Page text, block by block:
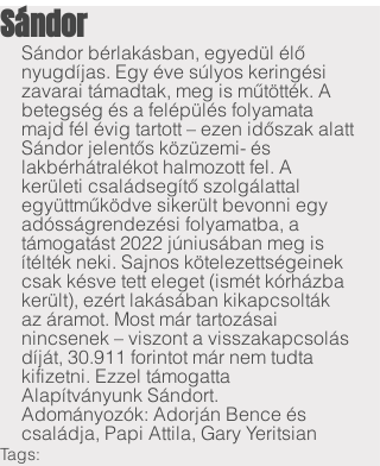
Sándor
Sándor bérlakásban, egyedül élő
nyugdíjas. Egy éve súlyos keringési
zavarai támadtak, meg is műtötték. A
betegség és a felépülés folyamata
majd fél évig tartott – ezen időszak alatt
Sándor jelentős közüzemi- és
lakbérhátralékot halmozott fel. A
kerületi családsegítő szolgálattal
együttműködve sikerült bevonni egy
adósságrendezési folyamatba, a
támogatást 2022 júniusában meg is
ítélték neki. Sajnos kötelezettségeinek
csak késve tett eleget (ismét kórházba
került), ezért lakásában kikapcsolták
az áramot. Most már tartozásai
nincsenek – viszont a visszakapcsolás
díját, 30.911 forintot már nem tudta
kifizetni. Ezzel támogatta
Alapítványunk Sándort.
Adományozók: Adorján Bence és
családja, Papi Attila, Gary Yeritsian
Tags: